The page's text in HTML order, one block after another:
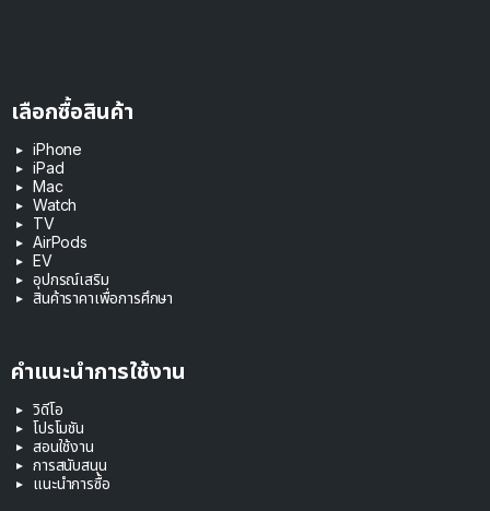
เลือกซื้อสินค้า
iPhone
iPad
Mac
Watch
TV
AirPods
EV
อุปกรณ์เสริม
สินค้าราคาเพื่อการศึกษา
คำแนะนำการใช้งาน
วิดีโอ
โปรโมชัน
สอนใช้งาน
การสนับสนุน
แนะนำการซื้อ